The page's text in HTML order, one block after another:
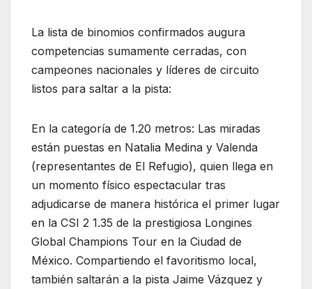
La lista de binomios confirmados augura
competencias sumamente cerradas, con
campeones nacionales y líderes de circuito
listos para saltar a la pista:
En la categoría de 1.20 metros: Las miradas
están puestas en Natalia Medina y Valenda
(representantes de El Refugio), quien llega en
un momento físico espectacular tras
adjudicarse de manera histórica el primer lugar
en la CSI 2 1.35 de la prestigiosa Longines
Global Champions Tour en la Ciudad de
México. Compartiendo el favoritismo local,
también saltarán a la pista Jaime Vázquez y